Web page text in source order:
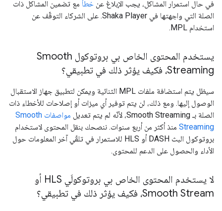
في حال استمرار المشاكل، يجب الإبلاغ عن خطأ مع تضمين المشاكل ذات
الصلة التي واجهتها في Shaka Player. على الشركاء التوقّف عن
استخدام MPL.
يستخدم المحتوى الخاص بي بروتوكول Smooth
Streaming، فكيف يؤثر ذلك في تطبيقي؟
سيظل يتم استضافة ملفات MPL الثنائية ويمكن لتطبيق جهاز الاستقبال
الوصول إليها. ومع ذلك، لن يتم توفير أي ميزات أو إصلاحات للأخطاء ذات
الصلة بـ Smooth Streaming، لأنّه لم يتم تعديل
مواصفات Smooth
Streaming منذ أكثر من أربع سنوات. ننصحك بنقل المحتوى لاستخدام
بروتوكول البث DASH أو HLS للاستمرار في تلقّي آخر المعلومات حول
الأداء والحصول على الدعم للمحتوى.
لا يستخدم المحتوى الخاص بي بروتوكولَي HLS أو
Smooth Stream، فكيف يؤثر ذلك في تطبيقي؟